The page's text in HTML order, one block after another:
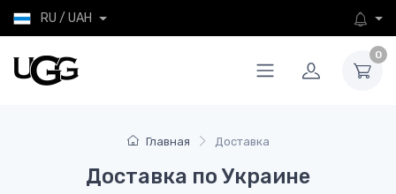
RU / UAH
0
Главная Доставка
Доставка по Украине